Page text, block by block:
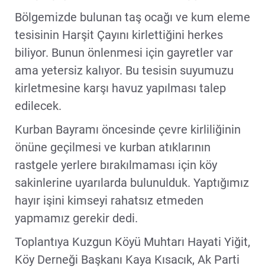
Bölgemizde bulunan taş ocağı ve kum eleme
tesisinin Harşit Çayını kirlettiğini herkes
biliyor. Bunun önlenmesi için gayretler var
ama yetersiz kalıyor. Bu tesisin suyumuzu
kirletmesine karşı havuz yapılması talep
edilecek.
Kurban Bayramı öncesinde çevre kirliliğinin
önüne geçilmesi ve kurban atıklarının
rastgele yerlere bırakılmaması için köy
sakinlerine uyarılarda bulunulduk. Yaptığımız
hayır işini kimseyi rahatsız etmeden
yapmamız gerekir dedi.
Toplantıya Kuzgun Köyü Muhtarı Hayati Yiğit,
Köy Derneği Başkanı Kaya Kısacık, Ak Parti